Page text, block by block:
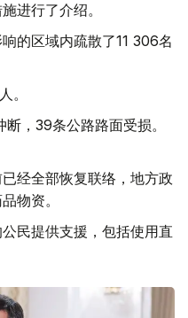
进行了介绍。
的区域内疏散了11 306名
。
，39条公路路面受损。
经全部恢复联络，地方政
物资。
民提供支援，包括使用直